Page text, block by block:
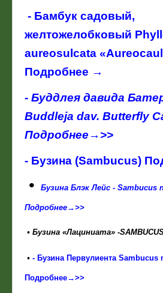
- Бамбук садовый,
желтожелобковый
aureosulcata
Подробнее →
- Буддлея давида
Buddleja dav. Butterfly
Подробнее→>>
- Бузина (Sambucus)
• Бузина Блэк Лейс - Sambucus
Подробнее→>>
• Бузина «Лациниата» -
• - Бузина Первулиента Sambucus
Подробнее→>>